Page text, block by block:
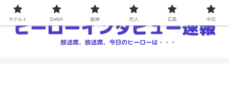
ヤクルト DeNA 阪神 巨人 広島 中日